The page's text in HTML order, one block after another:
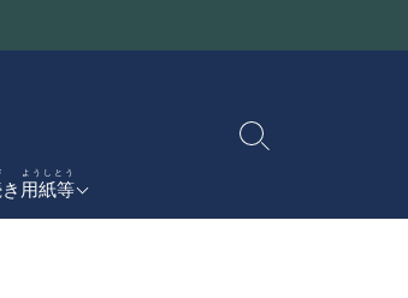
き 用紙等
ようしとう
書
けしょ
検
り